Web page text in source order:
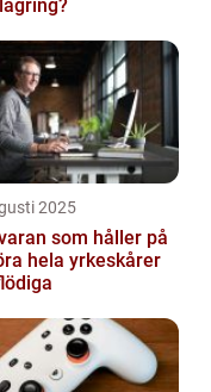
2025
som håller på
hela yrkeskårer